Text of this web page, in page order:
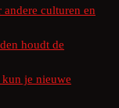
culturen en
houdt de
je nieuwe